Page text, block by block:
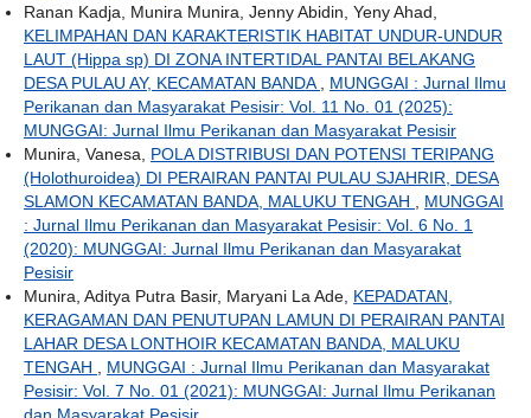
Ranan Kadja, Munira Munira, Jenny Abidin, Yeny Ahad,
KELIMPAHAN DAN KARAKTERISTIK HABITAT UNDUR-UNDUR
LAUT (Hippa sp) DI ZONA INTERTIDAL PANTAI BELAKANG
DESA PULAU AY, KECAMATAN BANDA
MUNGGAI : Jurnal Ilmu
Perikanan dan Masyarakat Pesisir: Vol. 11 No. 01 (2025):
MUNGGAI: Jurnal Ilmu Perikanan dan Masyarakat Pesisir
Munira, Vanesa, POLA DISTRIBUSI DAN POTENSI TERIPANG
(Holothuroidea) DI PERAIRAN PANTAI PULAU SJAHRIR, DESA
SLAMON KECAMATAN BANDA, MALUKU TENGAH
MUNGGAI
: Jurnal Ilmu Perikanan dan Masyarakat Pesisir: Vol. 6 No. 1
(2020): MUNGGAI: Jurnal Ilmu Perikanan dan Masyarakat
Pesisir
Munira, Aditya Putra Basir, Maryani La Ade, KEPADATAN,
KERAGAMAN DAN PENUTUPAN LAMUN DI PERAIRAN PANTAI
LAHAR DESA LONTHOIR KECAMATAN BANDA, MALUKU
TENGAH
MUNGGAI : Jurnal Ilmu Perikanan dan Masyarakat
Pesisir: Vol. 7 No. 01 (2021): MUNGGAI: Jurnal Ilmu Perikanan